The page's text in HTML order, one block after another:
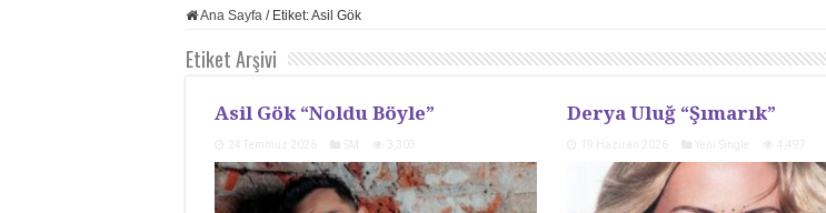
Ana Sayfa / Etiket:Asil Gök
Etiket Arşivi
Asil Gök “Noldu Böyle” Derya Uluğ “Şımarık”